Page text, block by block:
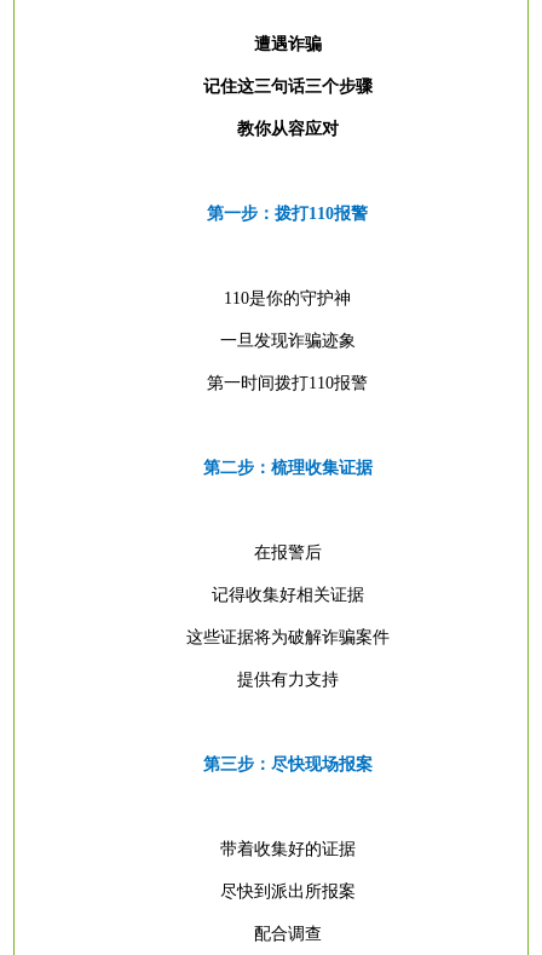
遭遇诈骗
记住这三句话三个步骤
教你从容应对
第一步：拨打110报警
110是你的守护神
一旦发现诈骗迹象
第一时间拨打110报警
第二步：梳理收集证据
在报警后
记得收集好相关证据
这些证据将为破解诈骗案件
提供有力支持
第三步：尽快现场报案
带着收集好的证据
尽快到派出所报案
配合调查